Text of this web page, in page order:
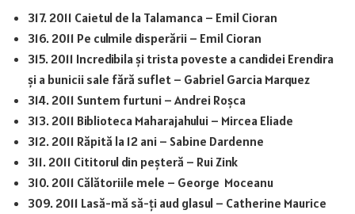
317. 2011 Caietul de la Talamanca – Emil Cioran
316. 2011 Pe culmile disperării – Emil Cioran
315. 2011 Incredibila și trista poveste a candidei Erendira
și a bunicii sale fără suflet – Gabriel Garcia Marquez
314. 2011 Suntem furtuni – Andrei Roșca
313. 2011 Biblioteca Maharajahului – Mircea Eliade
312. 2011 Răpită la 12 ani – Sabine Dardenne
311. 2011 Cititorul din peșteră – Rui Zink
310. 2011 Călătoriile mele – George Moceanu
309. 2011 Lasă-mă să-ți aud glasul – Catherine Maurice